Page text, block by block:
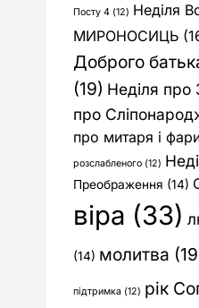
Посту 4 (12) Неділя
МИРОНОСИЦЬ
Доброго
(19) Неділя про
про
про митаря і
розслабленого (12)
Преображення (14)
віра (33)
(14) молитва
підтримка (12) рік